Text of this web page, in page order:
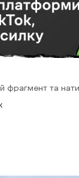
фрагмент та